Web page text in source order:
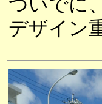
デザイン